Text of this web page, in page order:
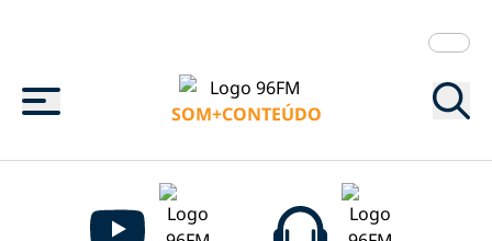
Menu
SOM+CONTEÚDO